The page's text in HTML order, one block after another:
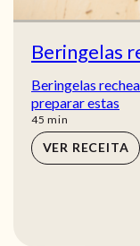
Beringelas
Beringelas
preparar estas
45 min
min
VER RECEITA